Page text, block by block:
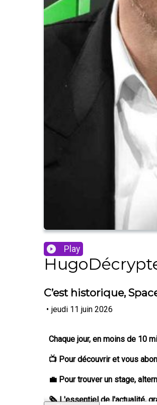
Play
C’est historique,
• jeudi 11 juin 2026
Chaque jour, en moins de 10
📺 Pour découvrir et vous
💼 Pour trouver un stage,
🗞️ L'essentiel de l'actualité,